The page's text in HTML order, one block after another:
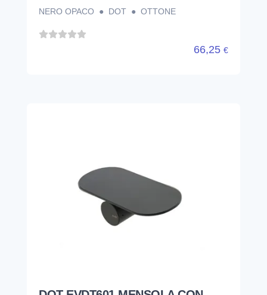
NERO OPACO ● DOT ● OTTONE
66,25 €